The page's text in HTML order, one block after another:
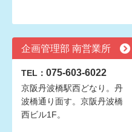
企画管理部 南営業所
TEL： 075-603-6022
京阪丹波橋駅西どなり。丹
波橋通り面す。京阪丹波橋
西ビル1F。